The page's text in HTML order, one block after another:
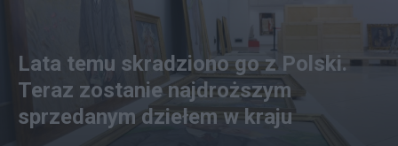
Lata temu skradziono go z Polski.
Teraz zostanie najdroższym
sprzedanym dziełem w kraju